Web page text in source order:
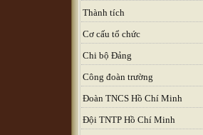
Thành tích
Cơ cấu tổ chức
Chi bộ Đảng
Công đoàn trường
Đoàn TNCS Hồ Chí Minh
Đội TNTP Hồ Chí Minh